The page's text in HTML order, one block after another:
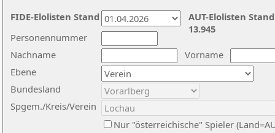
Nachname
Vorname
Ebene
Personennummer
Bundesland
Spgem./Kreis/Verein
Nur "österreichische" Spieler
AUT-Elolisten
13.945
FIDE-Elolisten Stand